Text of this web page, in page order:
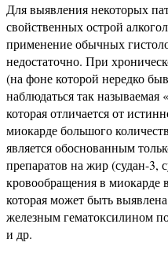
Для выявления некоторых
свойственных острой
применение обычных
недостаточно. При
(на фоне которой нередко
наблюдаться так называемая
которая отличается от
миокарде большого
является обоснованным
препаратов на жир (судан-3,
кровообращения в миокарде
которая может быть
железным гематоксилином
и др.